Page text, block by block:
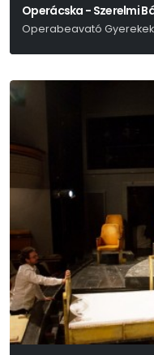
Operácska - Szerelmi
Operabeavató